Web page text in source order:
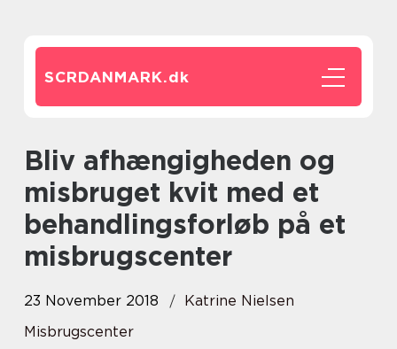
SCRDANMARK.dk
Bliv afhængigheden og
misbruget kvit med et
behandlingsforløb på et
misbrugscenter
23 November 2018
Katrine Nielsen
Misbrugscenter